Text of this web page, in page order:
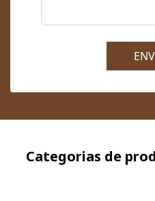
Categorias de